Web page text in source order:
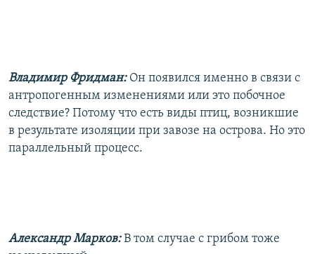
Владимир Фридман: Он появился именно в связи с
антропогенным изменениями или это побочное
следствие? Потому что есть виды птиц, возникшие
в результате изоляции при завозе на острова. Но это
параллельный процесс.
Александр Марков: В том случае с грибом тоже